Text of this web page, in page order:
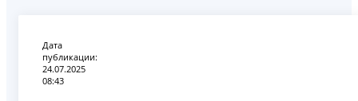
Дата
публикации:
24.07.2025
08:43